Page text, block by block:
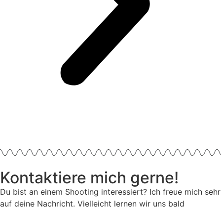
Kontaktiere mich gerne!
Du bist an einem Shooting interessiert? Ich freue mich sehr
auf deine Nachricht. Vielleicht lernen wir uns bald